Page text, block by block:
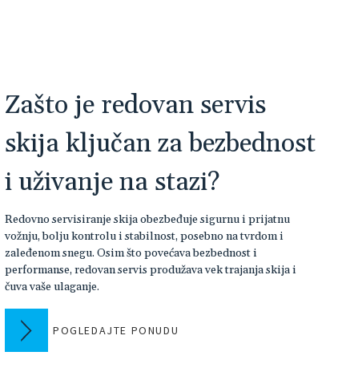
Zašto je redovan servis
skija ključan za bezbednost
i uživanje na stazi?
Redovno servisiranje skija obezbeđuje sigurnu i prijatnu
vožnju, bolju kontrolu i stabilnost, posebno na tvrdom i
zaleđenom snegu. Osim što povećava bezbednost i
performanse, redovan servis produžava vek trajanja skija i
čuva vaše ulaganje.
POGLEDAJTE PONUDU